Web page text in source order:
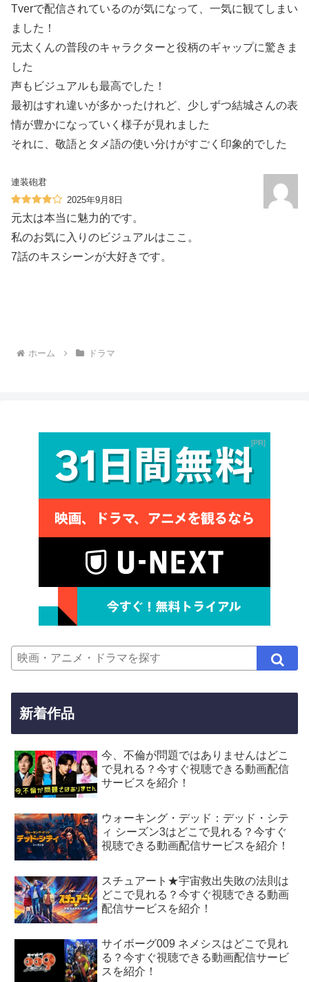
Tverで配信されているのが気になって、一気に観てしまい
ました！
元太くんの普段のキャラクターと役柄のギャップに驚きま
した
声もビジュアルも最高でした！
最初はすれ違いが多かったけれど、少しずつ結城さんの表
情が豊かになっていく様子が見れました
それに、敬語とタメ語の使い分けがすごく印象的でした️
連装砲君
2025年9月8日
元太は本当に魅力的です。
私のお気に入りのビジュアルはここ。
7話のキスシーンが大好きです。
ホーム ドラマ
PR
新着作品
今、不倫が問題ではありませんはどこ
で見れる？今すぐ視聴できる動画配信
サービスを紹介！
ウォーキング・デッド：デッド・シテ
ィ シーズン3はどこで見れる？今すぐ
視聴できる動画配信サービスを紹介！
スチュアート★宇宙救出失敗の法則は
どこで見れる？今すぐ視聴できる動画
配信サービスを紹介！
サイボーグ009 ネメシスはどこで見れ
る？今すぐ視聴できる動画配信サービ
スを紹介！